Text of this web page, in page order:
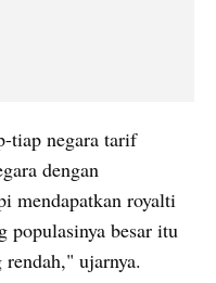
tiap negara tarif
dengan
mendapatkan royalti
populasinya besar itu
ujarnya.